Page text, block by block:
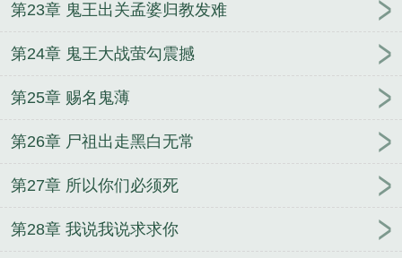
第23章 鬼王出关孟婆归教发难
第24章 鬼王大战萤勾震撼
第25章 赐名鬼薄
第26章 尸祖出走黑白无常
第27章 所以你们必须死
第28章 我说我说求求你